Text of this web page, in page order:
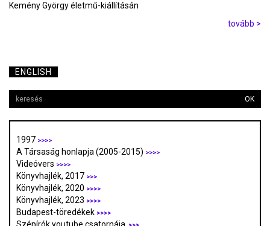
Kemény György életmű-kiállításán
tovább >
ENGLISH
OK
1997 >>>>
A Társaság honlapja (2005-2015) >>>>
Videóvers >>>>
Könyvhajlék, 2017 >>>
Könyvhajlék, 2020 >>>>
Könyvhajlék, 2023 >>>>
Budapest-töredékek >>>>